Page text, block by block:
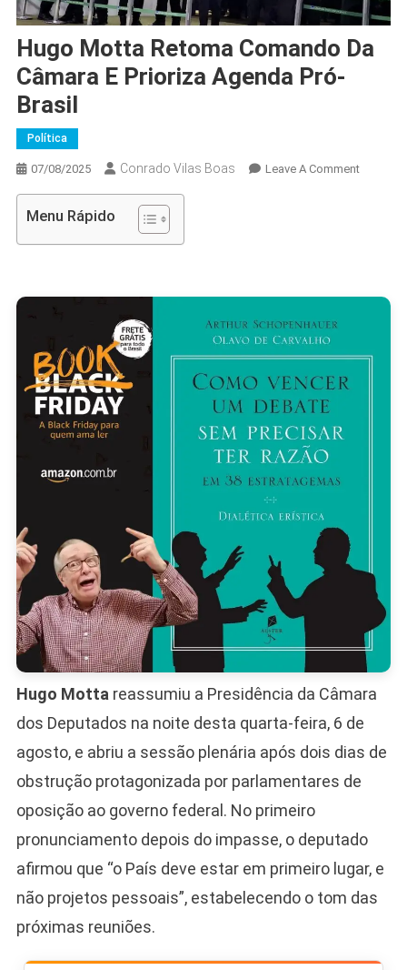
Hugo Motta Retoma Comando Da
Câmara E Prioriza Agenda Pró-
Brasil
Política
07/08/2025 Conrado Vilas Boas Leave A CommentOn
Câmara
Agenda
Menu Rápido
Hugo Motta reassumiu a Presidência da Câmara
dos Deputados na noite desta quarta-feira, 6 de
agosto, e abriu a sessão plenária após dois dias de
obstrução protagonizada por parlamentares de
oposição ao governo federal. No primeiro
pronunciamento depois do impasse, o deputado
afirmou que “o País deve estar em primeiro lugar, e
não projetos pessoais”, estabelecendo o tom das
próximas reuniões.